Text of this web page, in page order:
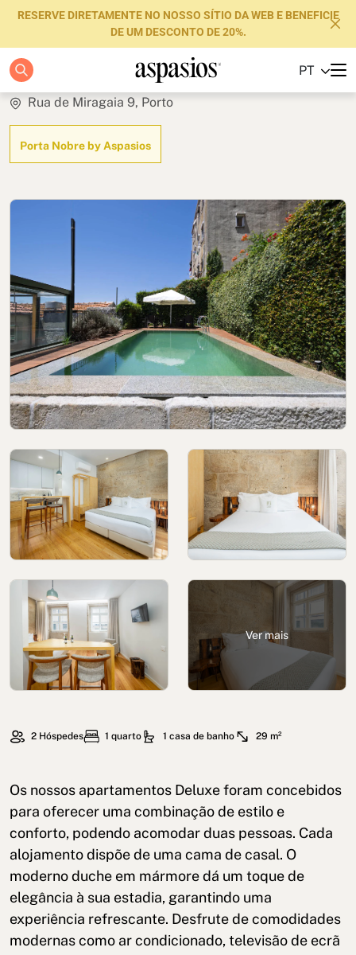
RESERVE DIRETAMENTE NO NOSSO SÍTIO DA WEB E BENEFICIE
DE UM DESCONTO DE 20%.
PT
Apartamentos
Boutique Hotels
Luxury Brand
Sobre nós
Blog
Investidores
FAQs
Contacte-nos
Política de cookies Política de privacidade
Política de Privacidade nas Redes Sociais Aviso Legal
Termos e condições Canal de denúncias
Livro de Reclamações para Porto
© 2026Aspasios | Todos os direitos reservados
Deluxe
Rua de Miragaia 9, Porto
Porta Nobre by Aspasios
Ver mais
2 Hóspedes 1 quarto 1 casa de banho 29 m²
Os nossos apartamentos Deluxe foram concebidos
para oferecer uma combinação de estilo e
conforto, podendo acomodar duas pessoas. Cada
alojamento dispõe de uma cama de casal. O
moderno duche em mármore dá um toque de
elegância à sua estadia, garantindo uma
experiência refrescante. Desfrute de comodidades
modernas como ar condicionado, televisão de ecrã